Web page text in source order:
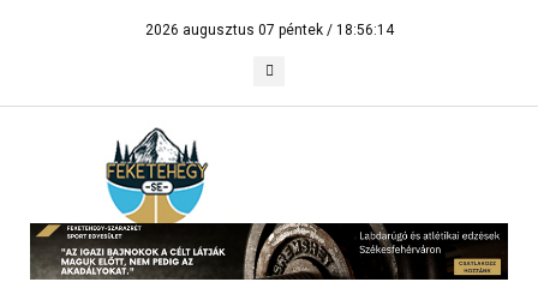
2026 augusztus 07 péntek / 18:56:14